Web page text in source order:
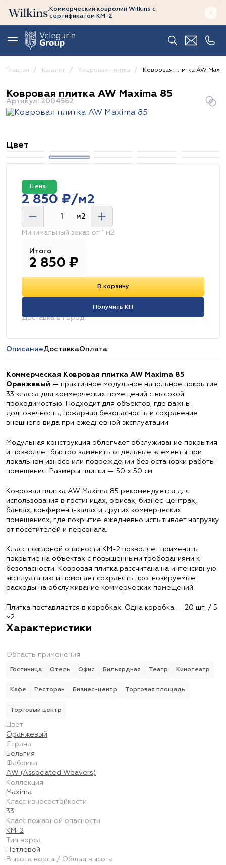
Коммерческий ковролин Wilkins с
сертификатом КМ-2
Главная Каталог Ковровая плитка Ковровая плитка AW
Ковровая плитка AW Maxima 85
Артикул: 2004562
Цвет
Цена :
2 850 ₽/м2
м2
Минимальный заказ от 1 м2
Итого
2 850 ₽
В корзину
Получить КП
Доставка в город:
ОписаниеДоставкаОплата
Коммерческая Ковровая плитка AW Maxima 85
Оранжевый — практичное модульное напольное покрытие
33 класса для коммерческих помещений с высокой
проходимостью. Подходит для объектов, где важны
долговечность, пожарная безопасность и сохранение
внешнего вида при ежедневной эксплуатации.
Модульная конструкция облегчает обслуживание покрытия
и позволяет быстро заменить отдельные элементы при
локальном износе или повреждении без остановки работы
помещения. Размеры плитки — 50 х 50 см.
Ковровая плитка AW Maxima 85 рекомендуется для
использования в гостиницах, офисах, бизнес-центрах,
банках, конференц-залах и других коммерческих
помещениях, где покрытие ежедневно испытывает нагрузку
от посетителей и персонала.
Класс пожарной опасности КМ-2 позволяет применять
покрытие на объектах с повышенными требованиями к
безопасности. Ковровая плитка рассчитана на интенсивную
эксплуатацию и помогает сохранять прогнозируемые
расходы на обслуживание коммерческих помещений.
Плитка поставляется в коробках. Одна коробка — 20 шт. / 5
м2.
Характеристики
Область применения
Гостиница Отель Офис Бильярдная Театр Кинотеатр
Кафе Ресторан Бизнес-центр Торговая площадь
Торговый центр
Цвет
Оранжевый
Страна
Бельгия
Фабрика
AW (Associated Weavers)
Коллекция
Maxima
Класс износостойкости
33
Класс пожарной опасности
КМ-2
Тип ворса
Петлевой
Высота ворса / Общая высота